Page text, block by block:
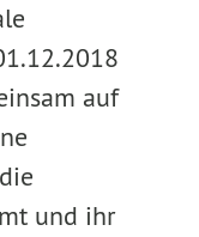
auf
und ihr